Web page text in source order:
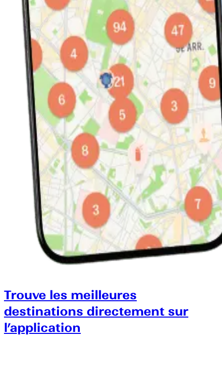
Trouve les meilleures
destinations directement sur
l’application